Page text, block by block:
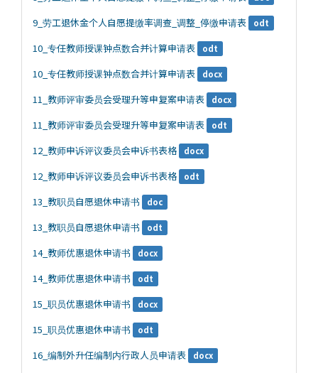
9_劳工退休金个人自愿提缴率调查_调整_停缴申请表 odt
10_专任教师授课钟点数合并计算申请表 odt
10_专任教师授课钟点数合并计算申请表 docx
11_教师评审委员会受理升等申复案申请表 docx
11_教师评审委员会受理升等申复案申请表 odt
12_教师申诉评议委员会申诉书表格 docx
12_教师申诉评议委员会申诉书表格 odt
13_教职员自愿退休申请书 doc
13_教职员自愿退休申请书 odt
14_教师优惠退休申请书 docx
14_教师优惠退休申请书 odt
15_职员优惠退休申请书 docx
15_职员优惠退休申请书 odt
16_编制外升任编制内行政人员申请表 docx